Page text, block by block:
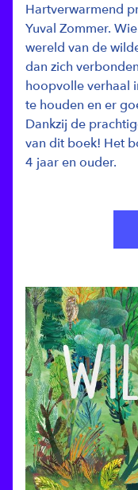
Hartverwarmend
Yuval Zommer.
wereld van de
dan zich
hoopvolle verhaal
te houden en er
Dankzij de
van dit boek! Het
4 jaar en ouder.